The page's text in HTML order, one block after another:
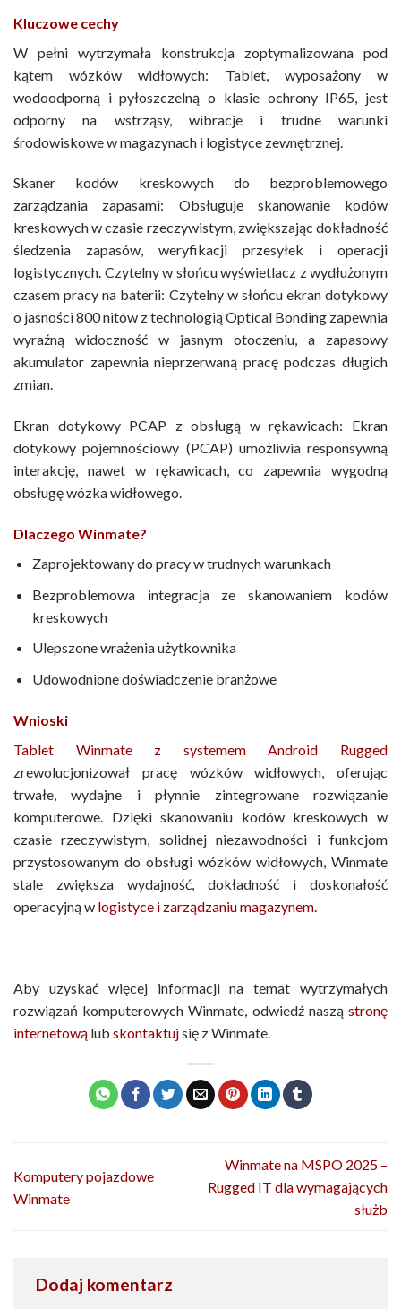
Kluczowe cechy
W pełni wytrzymała konstrukcja zoptymalizowana pod
kątem wózków widłowych: Tablet, wyposażony w
wodoodporną i pyłoszczelną o klasie ochrony IP65, jest
odporny na wstrząsy, wibracje i trudne warunki
środowiskowe w magazynach i logistyce zewnętrznej.
Skaner kodów kreskowych do bezproblemowego
zarządzania zapasami: Obsługuje skanowanie kodów
kreskowych w czasie rzeczywistym, zwiększając dokładność
śledzenia zapasów, weryfikacji przesyłek i operacji
logistycznych. Czytelny w słońcu wyświetlacz z wydłużonym
czasem pracy na baterii: Czytelny w słońcu ekran dotykowy
o jasności 800 nitów z technologią Optical Bonding zapewnia
wyraźną widoczność w jasnym otoczeniu, a zapasowy
akumulator zapewnia nieprzerwaną pracę podczas długich
zmian.
Ekran dotykowy PCAP z obsługą w rękawicach: Ekran
dotykowy pojemnościowy (PCAP) umożliwia responsywną
interakcję, nawet w rękawicach, co zapewnia wygodną
obsługę wózka widłowego.
Dlaczego Winmate?
Zaprojektowany do pracy w trudnych warunkach
Bezproblemowa integracja ze skanowaniem kodów
kreskowych
Ulepszone wrażenia użytkownika
Udowodnione doświadczenie branżowe
Wnioski
Tablet Winmate z systemem Android Rugged
zrewolucjonizował pracę wózków widłowych, oferując
trwałe, wydajne i płynnie zintegrowane rozwiązanie
komputerowe. Dzięki skanowaniu kodów kreskowych w
czasie rzeczywistym, solidnej niezawodności i funkcjom
przystosowanym do obsługi wózków widłowych, Winmate
stale zwiększa wydajność, dokładność i doskonałość
operacyjną w logistyce i zarządzaniu magazynem
Aby uzyskać więcej informacji na temat wytrzymałych
rozwiązań komputerowych Winmate, odwiedź naszą stronę
internetową lub skontaktujsię z Winmate.
Komputery pojazdowe
Winmate
Winmate na MSPO 2025 –
Rugged IT dla wymagających
służb
Dodaj komentarz